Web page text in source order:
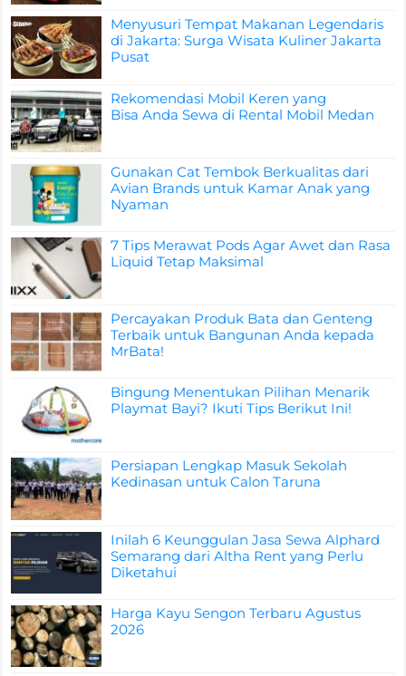
Menyusuri Tempat Makanan Legendaris
di Jakarta: Surga Wisata Kuliner Jakarta
Pusat
Rekomendasi Mobil Keren yang
Bisa Anda Sewa di Rental Mobil Medan
Gunakan Cat Tembok Berkualitas dari
Avian Brands untuk Kamar Anak yang
Nyaman
7 Tips Merawat Pods Agar Awet dan Rasa
Liquid Tetap Maksimal
Percayakan Produk Bata dan Genteng
Terbaik untuk Bangunan Anda kepada
MrBata!
Bingung Menentukan Pilihan Menarik
Playmat Bayi? Ikuti Tips Berikut Ini!
Persiapan Lengkap Masuk Sekolah
Kedinasan untuk Calon Taruna
Inilah 6 Keunggulan Jasa Sewa Alphard
Semarang dari Altha Rent yang Perlu
Diketahui
Harga Kayu Sengon Terbaru Agustus
2026